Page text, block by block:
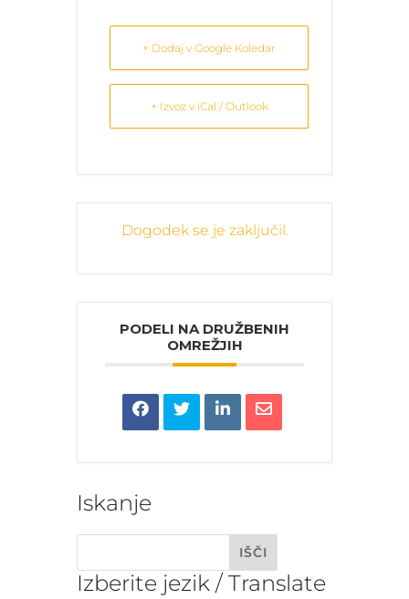
+ Dodaj v Google Koledar
+ Izvoz v iCal / Outlook
Dogodek se je zaključil.
PODELI NA DRUŽBENIH
OMREŽJIH
Iskanje
Izberite jezik / Translate